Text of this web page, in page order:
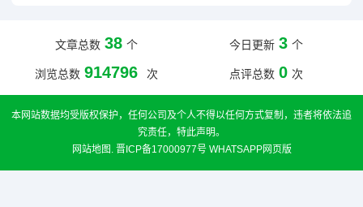
文章总数 38 个 今日更新 3 个
浏览总数 914796 次 点评总数 0 次
本网站数据均受版权保护，任何公司及个人不得以任何方式复制，违者将依法追
究责任，特此声明。
网站地图 晋ICP备17000977号 WHATSAPP网页版